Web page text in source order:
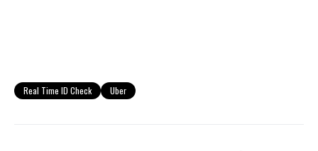
Real Time ID Check Uber